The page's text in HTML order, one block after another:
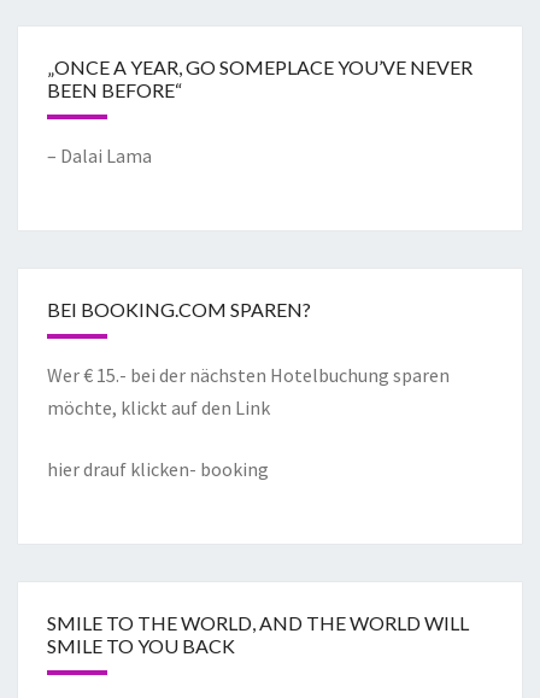
„ONCE A YEAR, GO SOMEPLACE YOU’VE NEVER
BEEN BEFORE“
– Dalai Lama
BEI BOOKING.COM SPAREN?
Wer € 15.- bei der nächsten Hotelbuchung sparen
möchte, klickt auf den Link
hier drauf klicken- booking
SMILE TO THE WORLD, AND THE WORLD WILL
SMILE TO YOU BACK